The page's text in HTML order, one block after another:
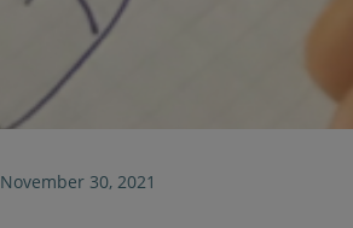
November 30, 2021